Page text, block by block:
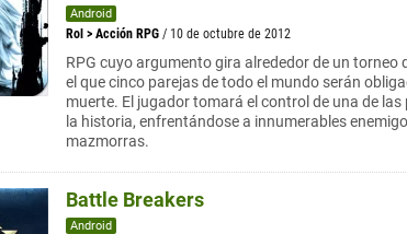
Android
Rol > Acción RPG / 10 de octubre de 2012
RPG cuyo argumento gira alrededor de un torneo
el que cinco parejas de todo el mundo serán
muerte. El jugador tomará el control de una de
la historia, enfrentándose a innumerables
mazmorras.
Battle Breakers
Android